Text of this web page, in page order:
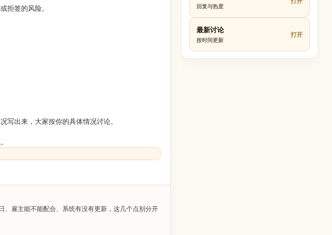
拒签的风险。
写出来，大家按你的具体情况讨论。
、雇主能不能配合、系统有没有更新，这几个点别分开
回复与热度
最新讨论
按时间更新
打开